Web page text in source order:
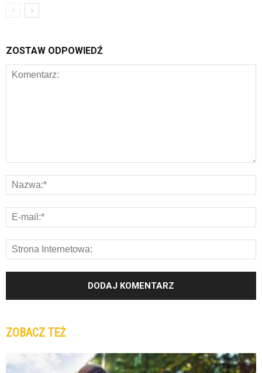
ZOSTAW ODPOWIEDŹ
ZOBACZ TEŻ